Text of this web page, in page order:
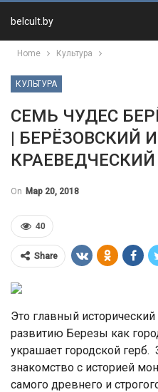
belcult.by
Home Культура
КУЛЬТУРА
СЕМЬ ЧУДЕС
| БЕРЁЗОВСКИЙ
On Мар 20, 2018
40
Share
Это главный
развитию Березы как
украшает городской герб.
знакомство с историей
самого древнего и